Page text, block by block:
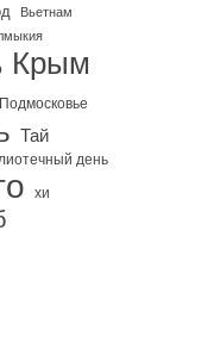
Вьетнам
Крым
Подмосковье
Тай
день
хи